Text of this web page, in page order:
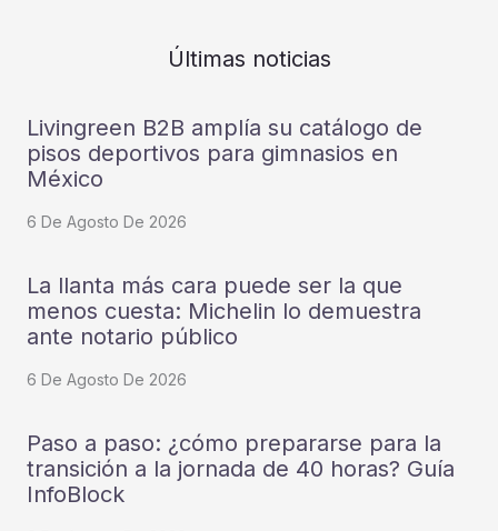
Últimas noticias
Livingreen B2B amplía su catálogo de
pisos deportivos para gimnasios en
México
6 De Agosto De 2026
La llanta más cara puede ser la que
menos cuesta: Michelin lo demuestra
ante notario público
6 De Agosto De 2026
Paso a paso: ¿cómo prepararse para la
transición a la jornada de 40 horas? Guía
InfoBlock